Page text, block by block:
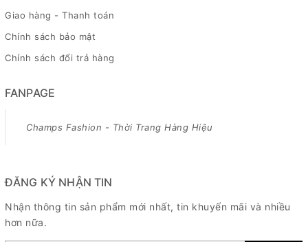
Giao hàng - Thanh toán
Chính sách bảo mật
Chính sách đổi trả hàng
FANPAGE
Champs Fashion - Thời Trang Hàng Hiệu
ĐĂNG KÝ NHẬN TIN
Nhận thông tin sản phẩm mới nhất, tin khuyến mãi và nhiều
hơn nữa.